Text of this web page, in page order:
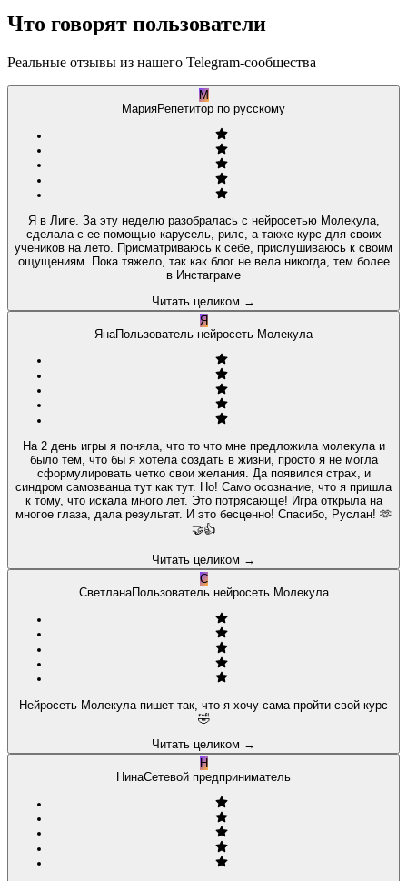
Что говорят пользователи
Реальные отзывы из нашего Telegram-сообщества
М
МарияРепетитор по русскому
Я в Лиге. За эту неделю разобралась с нейросетью Молекула,
сделала с ее помощью карусель, рилс, а также курс для своих
учеников на лето. Присматриваюсь к себе, прислушиваюсь к своим
ощущениям. Пока тяжело, так как блог не вела никогда, тем более
в Инстаграме
Читать целиком →
Я
ЯнаПользователь нейросеть Молекула
На 2 день игры я поняла, что то что мне предложила молекула и
было тем, что бы я хотела создать в жизни, просто я не могла
сформулировать четко свои желания. Да появился страх, и
синдром самозванца тут как тут. Но! Само осознание, что я пришла
к тому, что искала много лет. Это потрясающе! Игра открыла на
многое глаза, дала результат. И это бесценно! Спасибо, Руслан! 🫶
🤝👍
Читать целиком →
С
СветланаПользователь нейросеть Молекула
Нейросеть Молекула пишет так, что я хочу сама пройти свой курс
🤣
Читать целиком →
Н
НинаСетевой предприниматель